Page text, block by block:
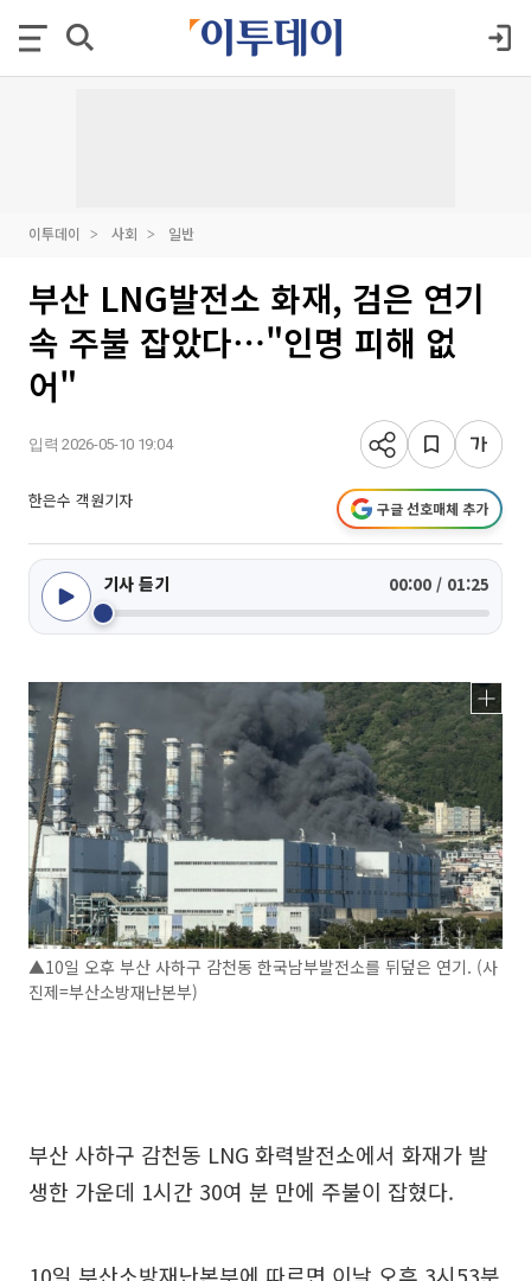
이투데이 사회 일반
부산 LNG발전소 화재, 검은 연기
속 주불 잡았다⋯"인명 피해 없
어"
입력 2026-05-10 19:04
한은수 객원기자 구글 선호매체 추가
기사 듣기 00:00 / 01:25
▲10일 오후 부산 사하구 감천동 한국남부발전소를 뒤덮은 연기. (사
진제=부산소방재난본부)
부산 사하구 감천동 LNG 화력발전소에서 화재가 발
생한 가운데 1시간 30여 분 만에 주불이 잡혔다.
10일 부산소방재난본부에 따르면 이날 오후 3시53분